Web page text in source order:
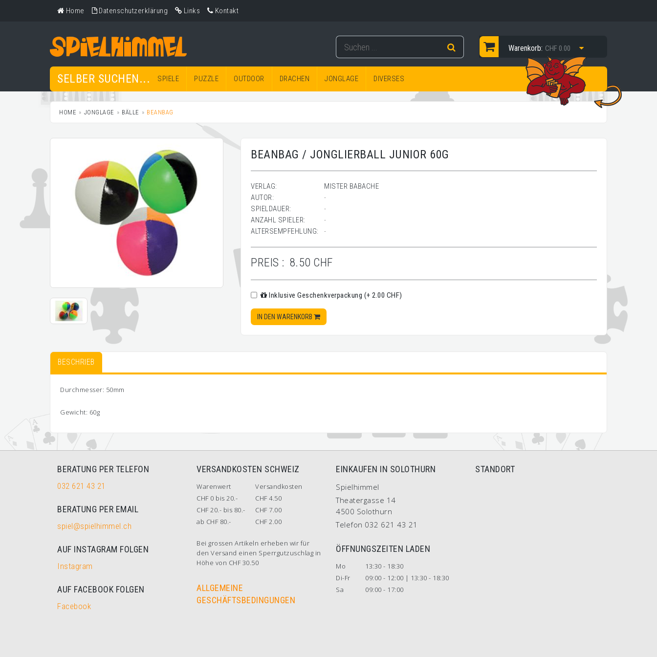
Home Datenschutzerklärung Links Kontakt
Warenkorb: CHF 0.00
SELBER SUCHEN... SPIELE PUZZLE OUTDOOR DRACHEN JONGLAGE DIVERSES
HOME JONGLAGE BÄLLE BEANBAG
BEANBAG / JONGLIERBALL JUNIOR 60G
VERLAG:
MISTER BABACHE
AUTOR:
-
SPIELDAUER:
-
ANZAHL SPIELER:
-
ALTERSEMPFEHLUNG:
-
PREIS : 8.50 CHF
Inklusive Geschenkverpackung (+ 2.00 CHF)
IN DEN WARENKORB
BESCHRIEB
Durchmesser: 50mm
Gewicht: 60g
BERATUNG PER TELEFON
032 621 43 21
BERATUNG PER EMAIL
spiel@spielhimmel.ch
AUF INSTAGRAM FOLGEN
Instagram
AUF FACEBOOK FOLGEN
Facebook
VERSANDKOSTEN SCHWEIZ
Warenwert
Versandkosten
CHF 0 bis 20.-
CHF 4.50
CHF 20.- bis 80.-
CHF 7.00
ab CHF 80.-
CHF 2.00
Bei grossen Artikeln erheben wir für
den Versand einen Sperrgutzuschlag in
Höhe von CHF 30.50
ALLGEMEINE
GESCHÄFTSBEDINGUNGEN
EINKAUFEN IN SOLOTHURN
Spielhimmel
Theatergasse 14
4500 Solothurn
Telefon 032 621 43 21
ÖFFNUNGSZEITEN LADEN
Mo
13:30 - 18:30
Di-Fr
09:00 - 12:00 | 13:30 - 18:30
Sa
09:00 - 17:00
STANDORT